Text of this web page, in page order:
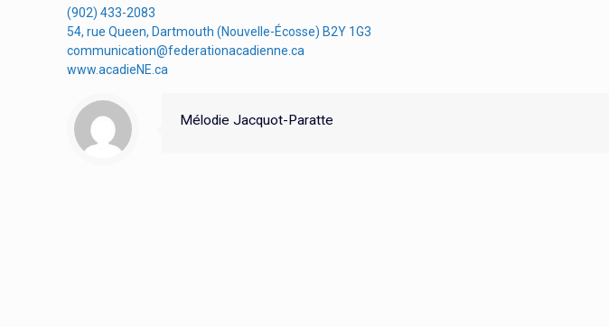
(902) 433-2083
54, rue Queen, Dartmouth (Nouvelle-Écosse) B2Y 1G3
communication@federationacadienne.ca
www.acadieNE.ca
Mélodie Jacquot-Paratte